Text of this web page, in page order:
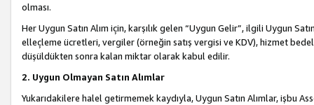
olması.
Her Uygun Satın Alım için, karşılık gelen “Uygun Gelir”, ilgili Uygun
elleçleme ücretleri, vergiler (örneğin satış vergisi ve KDV), hizmet
düşüldükten sonra kalan miktar olarak kabul edilir.
2. Uygun Olmayan Satın Alımlar
Yukarıdakilere halel getirmemek kaydıyla, Uygun Satın Alımlar, işbu